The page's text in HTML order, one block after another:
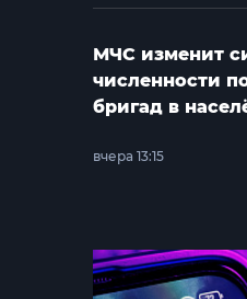
МЧС изменит
численности
бригад в
вчера 13:15